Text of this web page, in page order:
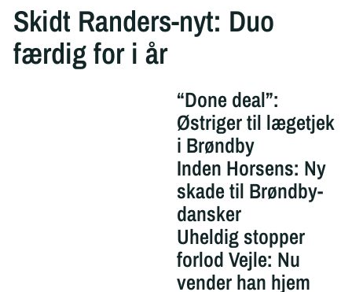
Skidt Randers-nyt: Duo
færdig for i år
“Done deal”:
Østriger til lægetjek
i Brøndby
Inden Horsens: Ny
skade til Brøndby-
dansker
Uheldig stopper
forlod Vejle: Nu
vender han hjem